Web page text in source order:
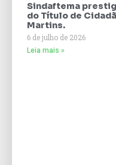
Sindaftema
do Título de
Martins.
6 de julho de 2026
Leia mais »